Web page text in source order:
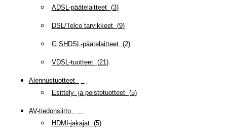
ADSL-päätelaitteet(3)
DSL/Telco tarvikkeet(9)
G.SHDSL-päätelaitteet(2)
VDSL-tuotteet(21)
Alennustuotteet(
Esittely- ja poistotuotteet(5)
AV-tiedonsiirto(
HDMI-jakajat(5)